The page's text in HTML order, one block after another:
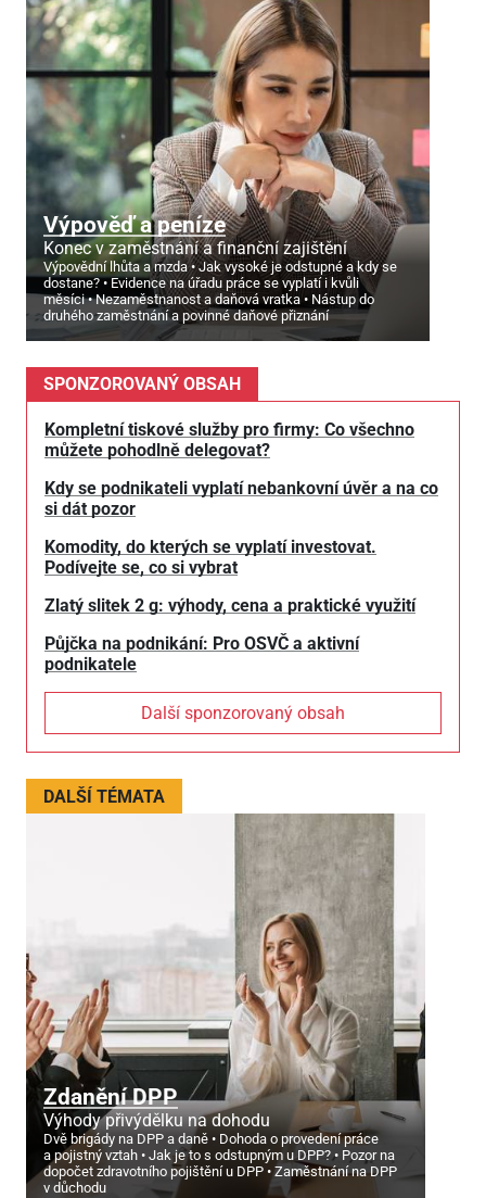
Výpověď a peníze
Konec v zaměstnání a finanční zajištění
Výpovědní lhůta a mzda
Jak vysoké je odstupné a kdy se
dostane?
Evidence na úřadu práce se vyplatí i kvůli
měsíci
Nezaměstnanost a daňová vratka
Nástup do
druhého zaměstnání a povinné daňové přiznání
SPONZOROVANÝ OBSAH
Kompletní tiskové služby pro firmy: Co všechno
můžete pohodlně delegovat?
Kdy se podnikateli vyplatí nebankovní úvěr a na co
si dát pozor
Komodity, do kterých se vyplatí investovat.
Podívejte se, co si vybrat
Zlatý slitek 2 g: výhody, cena a praktické využití
Půjčka na podnikání: Pro OSVČ a aktivní
podnikatele
Další sponzorovaný obsah
DALŠÍ TÉMATA
Zdanění DPP
Výhody přivýdělku na dohodu
Dvě brigády na DPP a daně
Dohoda o provedení práce
a pojistný vztah
Jak je to s odstupným u DPP?
Pozor na
dopočet zdravotního pojištění u DPP
Zaměstnání na DPP
v důchodu